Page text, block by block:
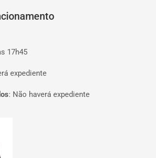
17h45
expediente
: Não haverá expediente